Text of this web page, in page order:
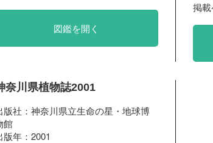
図鑑を開く
掲
奈川県植物誌2001
版社：神奈川県立生命の星・地球博
館
版年：2001